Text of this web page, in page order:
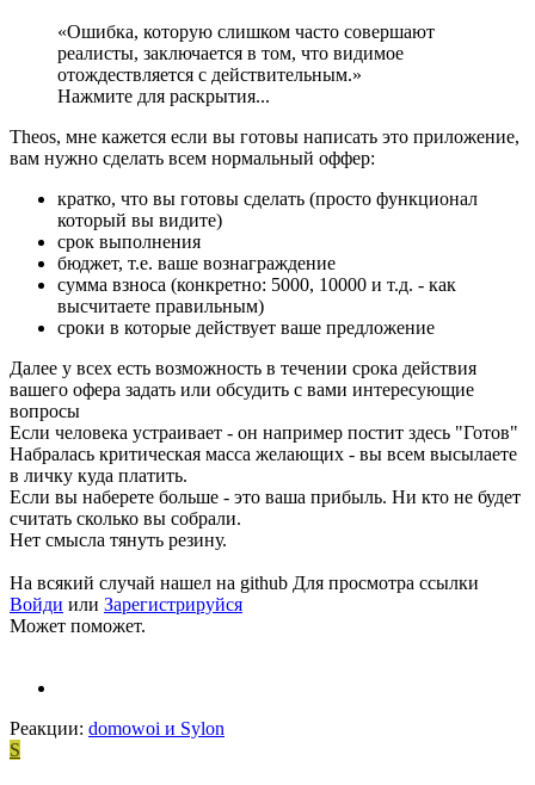
«Ошибка, которую слишком часто совершают
реалисты, заключается в том, что видимое
отождествляется с действительным.»
Нажмите для раскрытия...
Theos, мне кажется если вы готовы написать это приложение,
вам нужно сделать всем нормальный оффер:
кратко, что вы готовы сделать (просто функционал
который вы видите)
срок выполнения
бюджет, т.е. ваше вознаграждение
сумма взноса (конкретно: 5000, 10000 и т.д. - как
высчитаете правильным)
сроки в которые действует ваше предложение
Далее у всех есть возможность в течении срока действия
вашего офера задать или обсудить с вами интересующие
вопросы
Если человека устраивает - он например постит здесь "Готов"
Набралась критическая масса желающих - вы всем высылаете
в личку куда платить.
Если вы наберете больше - это ваша прибыль. Ни кто не будет
считать сколько вы собрали.
Нет смысла тянуть резину.
На всякий случай нашел на github Для просмотра ссылки
Войди или Зарегистрируйся
Может поможет.
Реакции: domowoi и Sylon
S